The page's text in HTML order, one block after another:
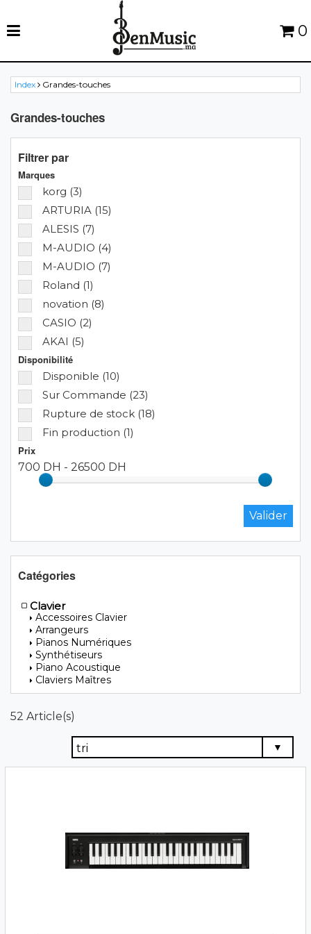
0
Index Grandes-touches
Grandes-touches
Filtrer par
Marques
korg (3)
ARTURIA (15)
ALESIS (7)
M-AUDIO (4)
M-AUDIO (7)
Roland (1)
novation (8)
CASIO (2)
AKAI (5)
Disponibilité
Disponible (10)
Sur Commande (23)
Rupture de stock (18)
Fin production (1)
Prix
700 DH - 26500 DH
Catégories
Clavier
Accessoires Clavier
Arrangeurs
Pianos Numériques
Synthétiseurs
Piano Acoustique
Claviers Maîtres
52 Article(s)